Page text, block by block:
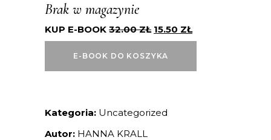
Brak w magazynie
KUP E-BOOK 32.00ZŁ 15.50 ZŁ
E-BOOK DO KOSZYKA
Kategoria: Uncategorized
Autor: HANNA KRALL